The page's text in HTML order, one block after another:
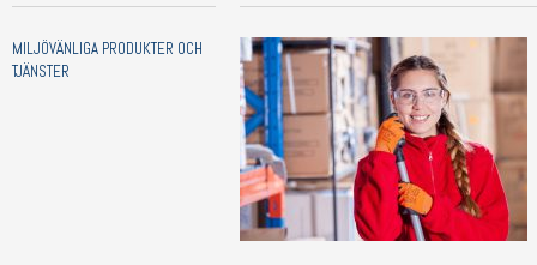
MILJÖVÄNLIGA PRODUKTER OCH
TJÄNSTER